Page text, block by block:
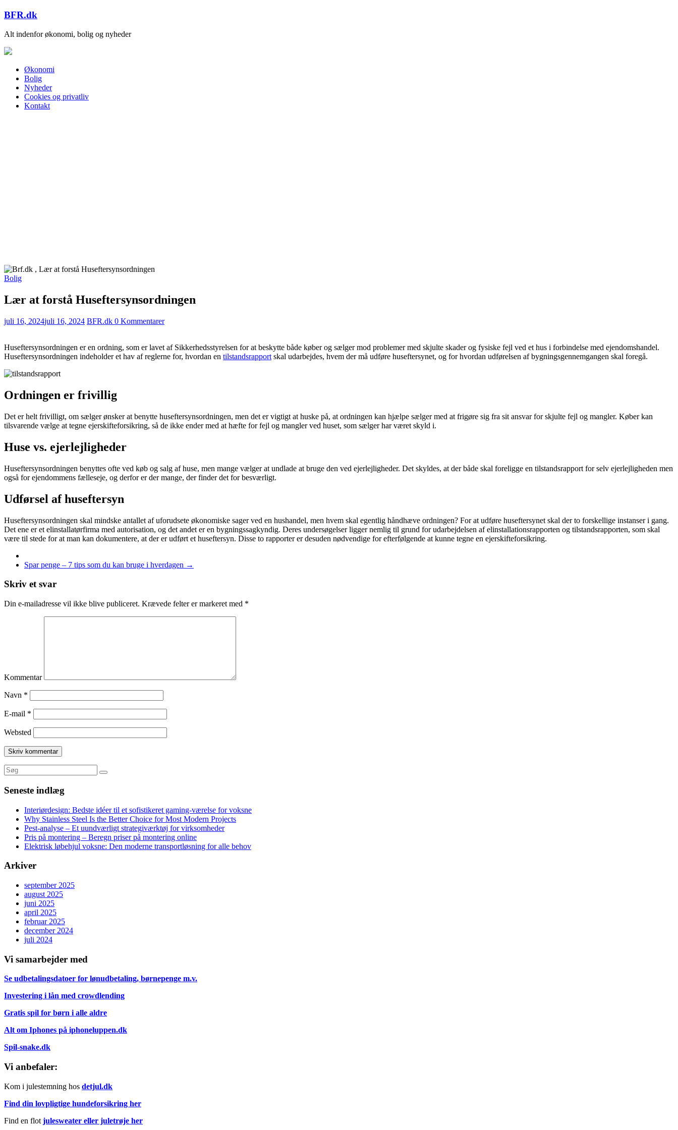
Skip
content
BFR.dk
Alt indenfor økonomi, bolig og nyheder
Økonomi
Bolig
Nyheder
Cookies og privatliv
Kontakt
Bolig
Lær at forstå Huseftersynsordningen
juli 16, 2024juli 16, 2024 BFR.dk 0 Kommentarer
Huseftersynsordningen er en ordning, som er lavet af Sikkerhedsstyrelsen for at beskytte både køber og sælger mod problemer med skjulte skader og fysiske fejl ved et hus i forbindelse med ejendomshandel.
Huseftersynsordningen indeholder et hav af reglerne for, hvordan en tilstandsrapport skal udarbejdes, hvem der må udføre huseftersynet, og for hvordan udførelsen af bygningsgennemgangen skal foregå.
Ordningen er frivillig
Det er helt frivilligt, om sælger ønsker at benytte huseftersynsordningen, men det er vigtigt at huske på, at ordningen kan hjælpe sælger med at frigøre sig fra sit ansvar for skjulte fejl og mangler. Køber kan
tilsvarende vælge at tegne ejerskifteforsikring, så de ikke ender med at hæfte for fejl og mangler ved huset, som sælger har været skyld i.
Huse vs. ejerlejligheder
Huseftersynsordningen benyttes ofte ved køb og salg af huse, men mange vælger at undlade at bruge den ved ejerlejligheder. Det skyldes, at der både skal foreligge en tilstandsrapport for selv ejerlejligheden men
også for ejendommens fælleseje, og derfor er der mange, der finder det for besværligt.
Udførsel af huseftersyn
Huseftersynsordningen skal mindske antallet af uforudsete økonomiske sager ved en hushandel, men hvem skal egentlig håndhæve ordningen? For at udføre huseftersynet skal der to forskellige instanser i gang.
Det ene er et elinstallatørfirma med autorisation, og det andet er en bygningssagkyndig. Deres undersøgelser ligger nemlig til grund for udarbejdelsen af elinstallationsrapporten og tilstandsrapporten, som skal
være til stede for at man kan dokumentere, at der er udført et huseftersyn. Disse to rapporter er desuden nødvendige for efterfølgende at kunne tegne en ejerskifteforsikring.
Spar penge – 7 tips som du kan bruge i hverdagen →
Skriv et svar
Din e-mailadresse vil ikke blive publiceret. Krævede felter er markeret med *
Kommentar
Navn *
E-mail *
Websted
Seneste indlæg
Interiørdesign: Bedste idéer til et sofistikeret gaming-værelse for voksne
Why Stainless Steel Is the Better Choice for Most Modern Projects
Pest-analyse – Et uundværligt strategiværktøj for virksomheder
Pris på montering – Beregn priser på montering online
Elektrisk løbehjul voksne: Den moderne transportløsning for alle behov
Arkiver
september 2025
august 2025
juni 2025
april 2025
februar 2025
december 2024
juli 2024
Vi samarbejder med
Se udbetalingsdatoer for lønudbetaling, børnepenge m.v.
Investering i lån med crowdlending
Gratis spil for børn i alle aldre
Alt om Iphones på iphoneluppen.dk
Spil-snake.dk
Vi anbefaler:
Kom i julestemning hos detjul.dk
Find din lovpligtige hundeforsikring her
Find en flot julesweater eller juletrøje her